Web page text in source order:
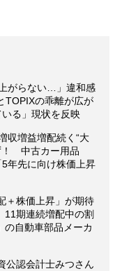
がらない…」違和感
の乖離が広が
る」現状を反映
収増益増配続く“大
！ 中古カー用品
年先に向け株価上昇
＋株価上昇」が期待
期連続増配中の割
の自動車部品メーカ
公認会計士みつさん